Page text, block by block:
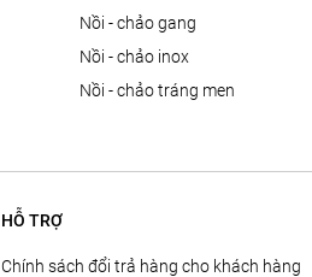
nồi - chảo gang
nồi - chảo inox
nồi - chảo tráng men
HỖ TRỢ
Chính sách đổi trả hàng cho khách hàng